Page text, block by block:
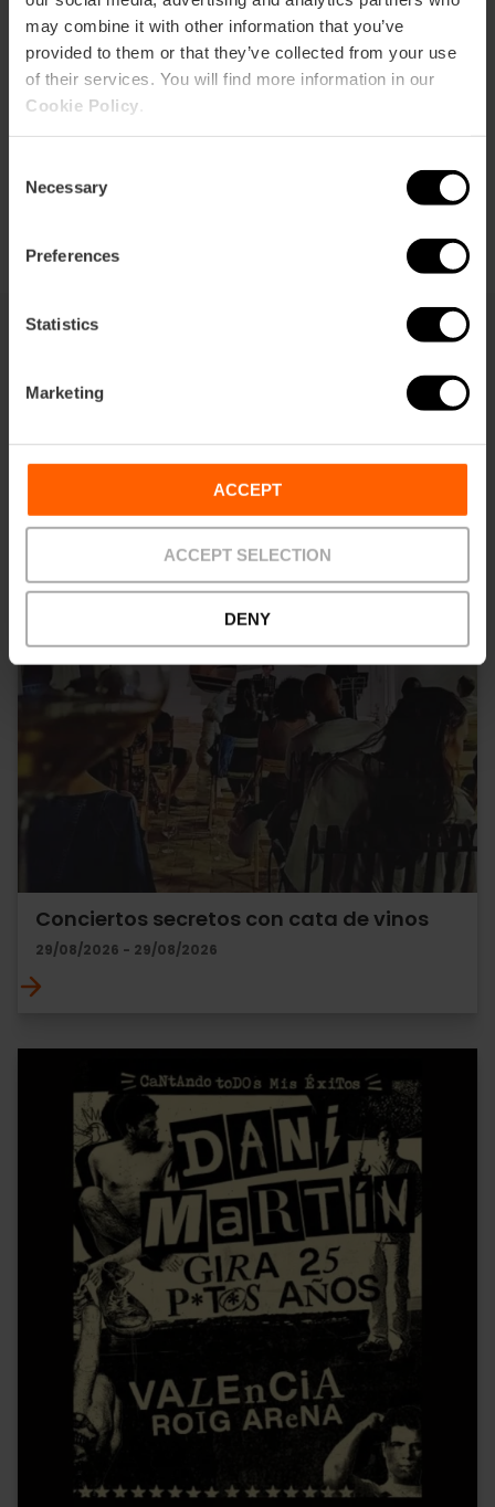
may combine it with other information that you’ve
provided to them or that they’ve collected from your use
of their services. You will find more information in our
Cookie Policy
Selection
Necessary
Preferences
Statistics
Marketing
ACCEPT
ACCEPT SELECTION
DENY
Cómo llegar
También te puede interesar
Conciertos secretos con cata de vinos
29/08/2026 - 29/08/2026